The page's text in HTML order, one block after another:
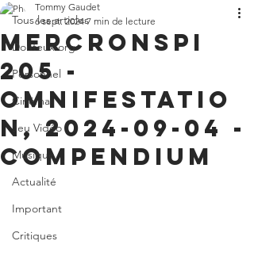
Tous les articles
Douteux.org
Personnel
Cinéma
Jeu Vidéo
Musique
Actualité
Important
Critiques
Mercronspi
205 -
Omnifestatio
n, 2024-09-04 -
compendium
Tommy Gaudet
6 sept. 2024 7 min de lecture